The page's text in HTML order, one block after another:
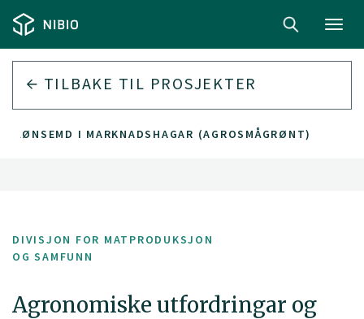
TILBAKE TIL PROSJEKTER
LØNSEMD I MARKNADSHAGAR (AGROSMÅGRØNT)
DIVISJON FOR MATPRODUKSJON
OG SAMFUNN
Agronomiske utfordringar og